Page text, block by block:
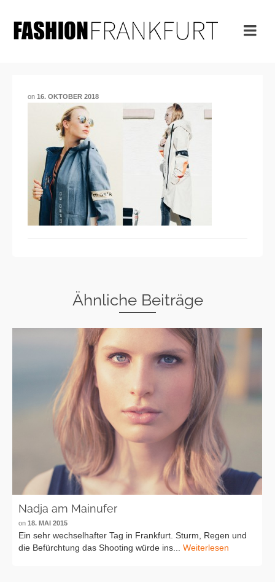
on 16. OKTOBER 2018
Ähnliche Beiträge
Nadja am Mainufer
on 18. MAI 2015
Ein sehr wechselhafter Tag in Frankfurt. Sturm, Regen und
die Befürchtung das Shooting würde ins... Weiterlesen